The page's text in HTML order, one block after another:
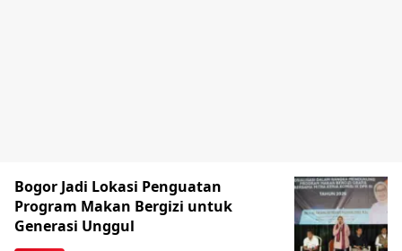
Bogor Jadi Lokasi Penguatan
Program Makan Bergizi untuk
Generasi Unggul